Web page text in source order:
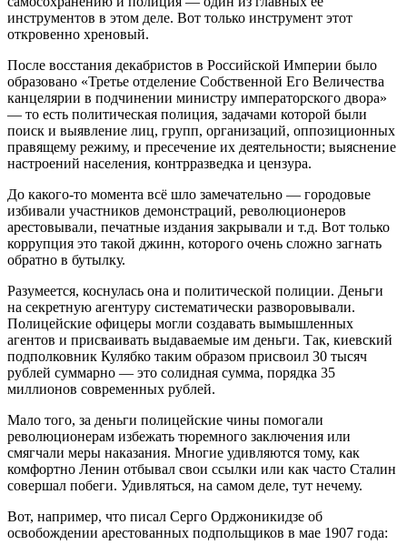
инструментов в этом деле. Вот только инструмент этот
откровенно хреновый.
После восстания декабристов в Российской Империи было
образовано «Третье отделение Собственной Его Величества
канцелярии в подчинении министру императорского двора»
— то есть политическая полиция, задачами которой были
поиск и выявление лиц, групп, организаций, оппозиционных
правящему режиму, и пресечение их деятельности; выяснение
настроений населения, контрразведка и цензура.
До какого-то момента всё шло замечательно — городовые
избивали участников демонстраций, революционеров
арестовывали, печатные издания закрывали и т.д. Вот только
коррупция это такой джинн, которого очень сложно загнать
обратно в бутылку.
Разумеется, коснулась она и политической полиции. Деньги
на секретную агентуру систематически разворовывали.
Полицейские офицеры могли создавать вымышленных
агентов и присваивать выдаваемые им деньги. Так, киевский
подполковник Кулябко таким образом присвоил 30 тысяч
рублей суммарно — это солидная сумма, порядка 35
миллионов современных рублей.
Мало того, за деньги полицейские чины помогали
революционерам избежать тюремного заключения или
смягчали меры наказания. Многие удивляются тому, как
комфортно Ленин отбывал свои ссылки или как часто Сталин
совершал побеги. Удивляться, на самом деле, тут нечему.
Вот, например, что писал Серго Орджоникидзе об
освобождении арестованных подпольщиков в мае 1907 года: